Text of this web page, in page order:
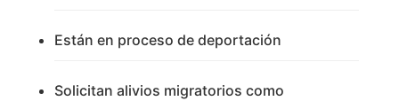
Están en proceso de deportación
Solicitan alivios migratorios como